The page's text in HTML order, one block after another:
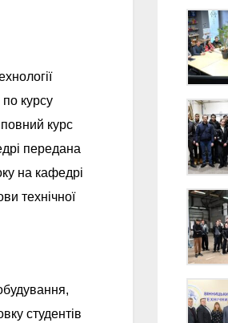
курсу
курс
передана
на кафедрі
технічної
студентів